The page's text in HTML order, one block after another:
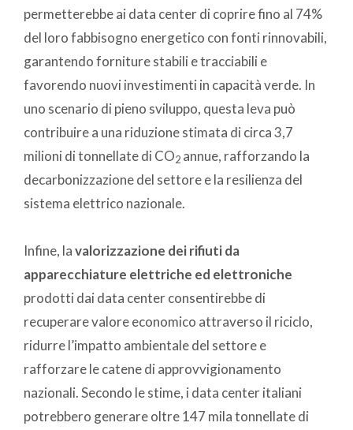
permetterebbe ai data center di coprire fino al 74%
del loro fabbisogno energetico con fonti rinnovabili,
garantendo forniture stabili e tracciabili e
favorendo nuovi investimenti in capacità verde. In
uno scenario di pieno sviluppo, questa leva può
contribuire a una riduzione stimata di circa 3,7
milioni di tonnellate di CO2 annue, rafforzando la
decarbonizzazione del settore e la resilienza del
sistema elettrico nazionale.
Infine, lavalorizzazione dei rifiuti da
apparecchiature elettriche ed elettroniche
prodotti dai data center consentirebbe di
recuperare valore economico attraverso il riciclo,
ridurre l’impatto ambientale del settore e
rafforzare le catene di approvvigionamento
nazionali. Secondo le stime, i data center italiani
potrebbero generare oltre 147 mila tonnellate di